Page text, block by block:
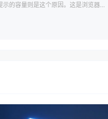
示的容量则是这个原因。这是浏览器下